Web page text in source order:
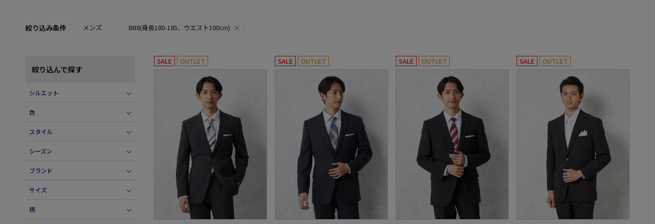
絞り込み条件 メンズ BB8(身長180-185、ウエスト100cm)
絞り込んで探す
シルエット
色
スタイル
シーズン
ブランド
サイズ
柄
SALE OUTLET SALE OUTLET SALE OUTLET SALE OUTLET